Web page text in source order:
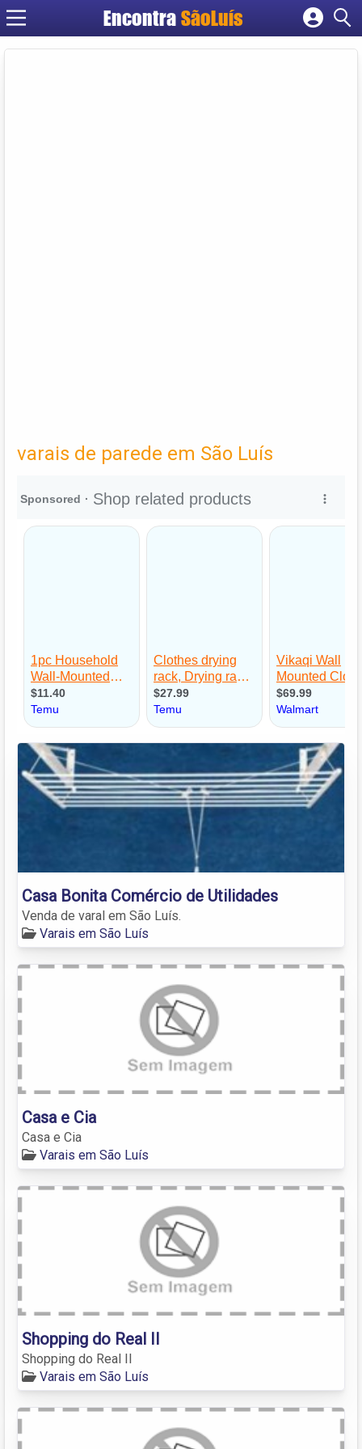
Encontra SãoLuís
Cadastrar empresa
varais de parede em São Luís
Casa Bonita Comércio de Utilidades
Venda de varal em São Luís.
Varais em São Luís
Casa e Cia
Casa e Cia
Varais em São Luís
Shopping do Real II
Shopping do Real II
Varais em São Luís